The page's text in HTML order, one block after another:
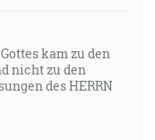
kam zu den
nicht zu den
des HERRN